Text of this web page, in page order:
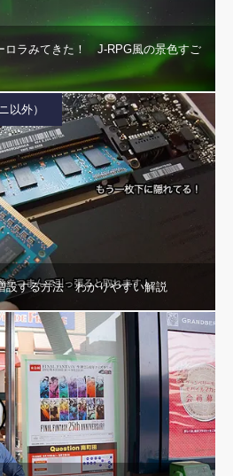
ロラみてきた！ J-RPG風の景色すご
以外）
設する方法 わかりやすい解説